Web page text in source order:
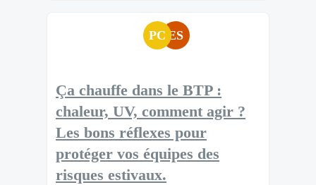
PC ES
Ça chauffe dans le BTP :
chaleur, UV, comment agir ?
Les bons réflexes pour
protéger vos équipes des
risques estivaux.​